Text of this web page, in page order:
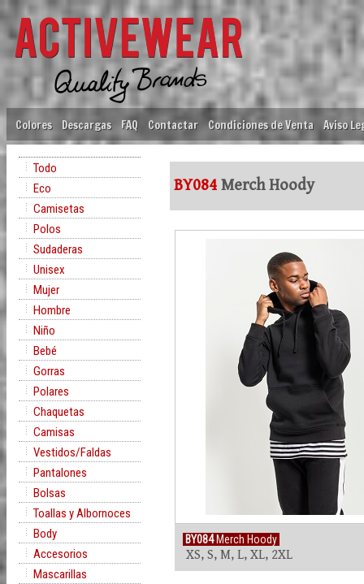
Colores Descargas FAQ Contactar Condiciones de Venta Aviso
Todo
Eco
Camisetas
Polos
Sudaderas
Unisex
Mujer
Hombre
Niño
Bebé
Gorras
Polares
Chaquetas
Camisas
Vestidos/Faldas
Pantalones
Bolsas
Toallas y Albornoces
Body
Accesorios
Mascarillas
BY084 Merch Hoody
BY084Merch Hoody
XS, S, M, L, XL, 2XL